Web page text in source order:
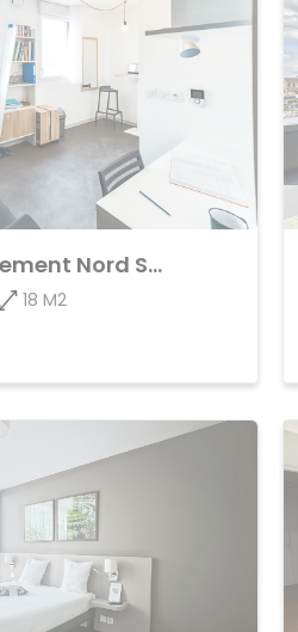
Achat Appartement Nord Saint-Martin
18 M2